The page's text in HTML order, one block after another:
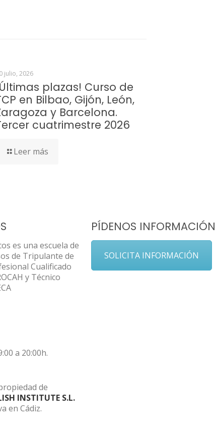
julio, 2026
plazas! Curso de
en Bilbao, Gijón, León,
y Barcelona.
cuatrimestre 2026
Leer más
es una escuela de
de Tripulante de
Cualificado
y Técnico
a 20:00h.
de
INSTITUTE S.L.
en Cádiz.
PÍDENOS INFORMACIÓN
SOLICITA INFORMACIÓN